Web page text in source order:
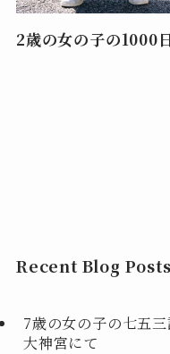
2歳の女の子の1000
Recent Blog Posts
7歳の女の子の七五
大神宮にて